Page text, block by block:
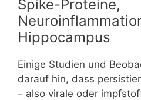
Spike-Proteine,
Hippocampus
Einige Studien und
darauf hin, dass
– also virale oder